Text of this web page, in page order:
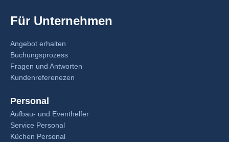
Für Unternehmen
Angebot erhalten
Buchungsprozess
Fragen und Antworten
Kundenreferenezen
Personal
Aufbau- und Eventhelfer
Service Personal
Küchen Personal